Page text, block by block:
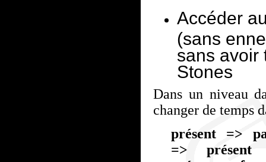
Accéder
(sans
sans avoir
Stones
Dans un niveau
changer de temps
présent =>
=> présent